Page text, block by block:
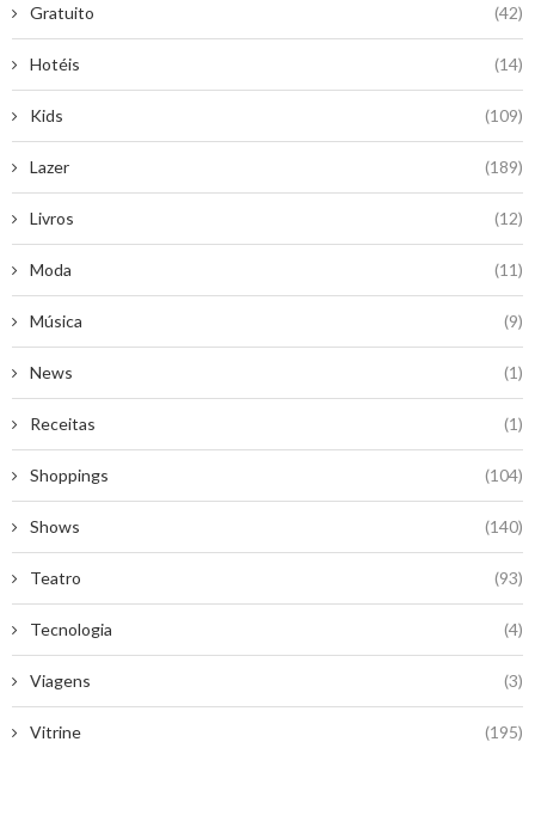
Gratuito (42)
Hotéis (14)
Kids (109)
Lazer (189)
Livros (12)
Moda (11)
Música (9)
News (1)
Receitas (1)
Shoppings (104)
Shows (140)
Teatro (93)
Tecnologia (4)
Viagens (3)
Vitrine (195)